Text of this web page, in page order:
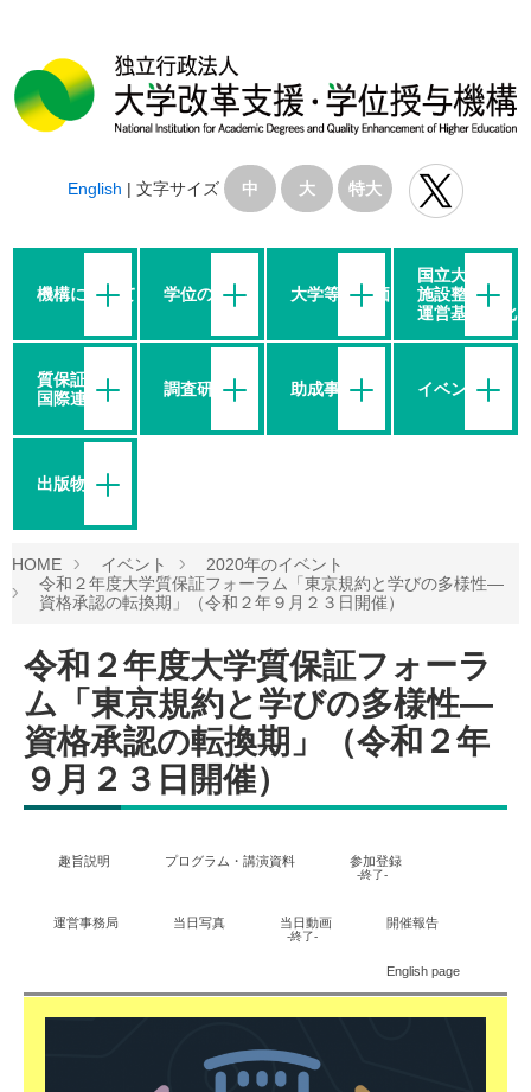
English | 文字サイズ 中 大 特大
機構について 学位の授与 大学等の評価
国立大学の
施設整備・
運営基盤強化
質保証・
国際連携
調査研究 助成事業 イベント
出版物等
HOME イベント
2020年のイベント
令和２年度大学質保証フォーラム「東京規約と学びの多様性―
資格承認の転換期」（令和２年９月２３日開催）
令和２年度大学質保証フォーラ
ム「東京規約と学びの多様性―
資格承認の転換期」（令和２年
９月２３日開催）
趣旨説明 プログラム・講演資料 参加登録
-終了-
運営事務局 当日写真 当日動画
-終了-
開催報告
English page